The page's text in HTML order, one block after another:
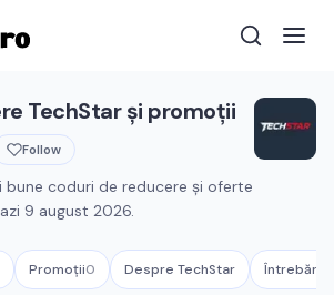
TechStarși promoții
Follow
bune coduri de reducere și oferte
9 august 2026.
Promoții0 Despre TechStar Întrebări